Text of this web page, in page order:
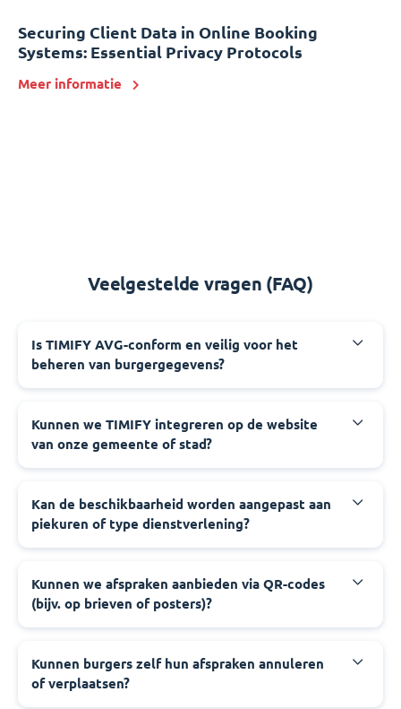
Securing Client Data in Online Booking
Systems: Essential Privacy Protocols
Meer informatie
Veelgestelde vragen (FAQ)
‍Is TIMIFY AVG-conform en veilig voor het
beheren van burgergegevens?
‍Kunnen we TIMIFY integreren op de website
van onze gemeente of stad?
‍Kan de beschikbaarheid worden aangepast aan
piekuren of type dienstverlening?
‍Kunnen we afspraken aanbieden via QR-codes
(bijv. op brieven of posters)?
‍Kunnen burgers zelf hun afspraken annuleren
of verplaatsen?